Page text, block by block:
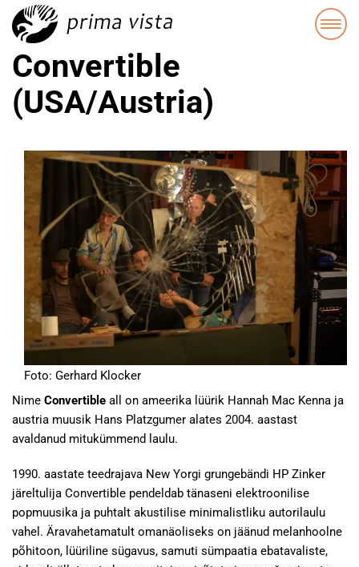
Convertible
(USA/Austria)
Foto: Gerhard Klocker
Nime Convertible all on ameerika lüürik Hannah Mac Kenna ja
austria muusik Hans Platzgumer alates 2004. aastast
avaldanud mitukümmend laulu.
1990. aastate teedrajava New Yorgi grungebändi HP Zinker
järeltulija Convertible pendeldab tänaseni elektroonilise
popmuusika ja puhtalt akustilise minimalistliku autorilaulu
vahel. Äravahetamatult omanäoliseks on jäänud melanhoolne
põhitoon, lüüriline sügavus, samuti sümpaatia ebatavaliste,